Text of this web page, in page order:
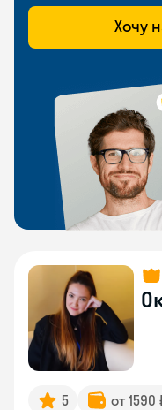
Хочу
5 от